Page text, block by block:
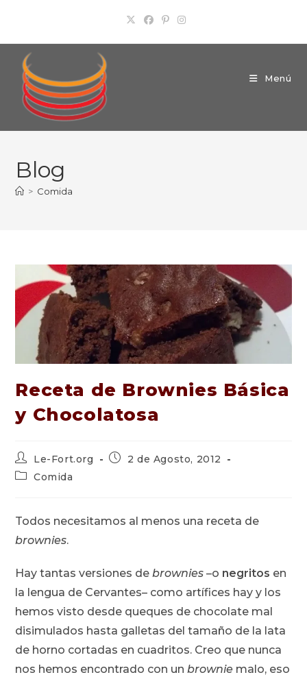
contenido
Menú
Blog
> Comida
Receta de Brownies Básica
y Chocolatosa
Autor
de
la
Le-Fort.org
Publicación
2 de Agosto, 2012
Categoría
entrada:
Comida
Todos necesitamos al menos una receta de
brownies.
Hay tantas versiones debrownies –o negritos en
la lengua de Cervantes– como artífices hay y los
hemos visto desde queques de chocolate mal
disimulados hasta galletas del tamaño de la lata
de horno cortadas en cuadritos. Creo que nunca
nos hemos encontrado con unbrownie malo, eso